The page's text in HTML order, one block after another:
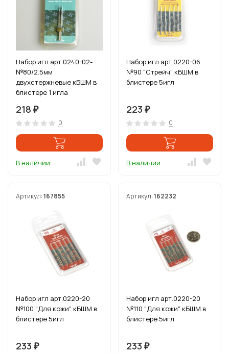
Набор игл арт.0240-02-
№80/2.5мм
двухстержневые кБШМ в
блистере 1 игла
218 ₽
0
В наличии
Набор игл арт.0220-06
№90 "Стрейч" кБШМ в
блистере 5игл
223 ₽
0
В наличии
Артикул:167855
Набор игл арт.0220-20
№100 "Для кожи" кБШМ в
блистере 5игл
233 ₽
Артикул:162232
Набор игл арт.0220-20
№110 "Для кожи" кБШМ в
блистере 5игл
233 ₽